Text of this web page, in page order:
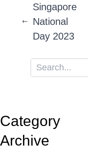
Singapore
National
Day 2023
Category
Archive